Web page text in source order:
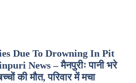
Due To Drowning In Pit
News – मैनपुरीः पानी भरे
की मौत, परिवार में मचा